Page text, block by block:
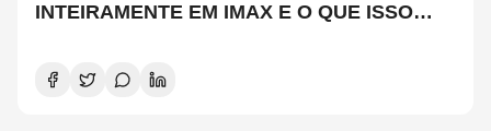
INTEIRAMENTE EM IMAX E O QUE ISSO